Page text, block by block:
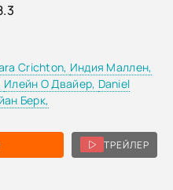
ТРЕЙЛЕР
Crichton, Индия Маллен,
Илейн О Двайер, Daniel
Берк,